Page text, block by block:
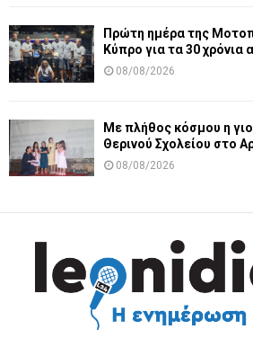
Πρώτη ημέρα της
Κύπρο για τα 30 χρόνια
08/08/2026
Με πλήθος κόσμου η
Θερινού Σχολείου στο
08/08/2026